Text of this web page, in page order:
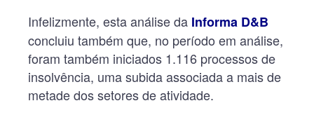
Infelizmente, esta análise da Informa D&B
concluiu também que, no período em análise,
foram também iniciados 1.116 processos de
insolvência, uma subida associada a mais de
metade dos setores de atividade.